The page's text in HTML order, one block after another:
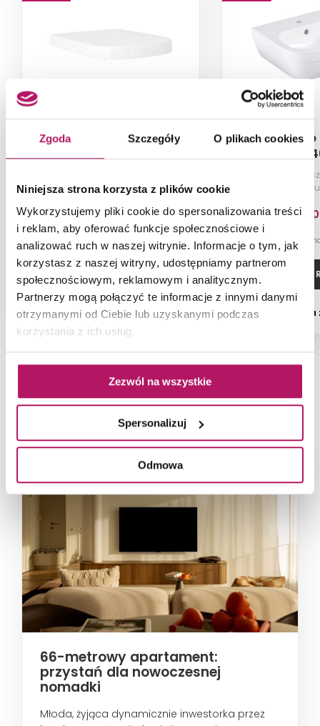
Zgoda Szczegóły O plikach cookies
Niniejsza strona korzysta z plików cookie
Wykorzystujemy pliki cookie do spersonalizowania treści
i reklam, aby oferować funkcje społecznościowe i
analizować ruch w naszej witrynie. Informacje o tym, jak
korzystasz z naszej witryny, udostępniamy partnerom
społecznościowym, reklamowym i analitycznym.
Partnerzy mogą połączyć te informacje z innymi danymi
otrzymanymi od Ciebie lub uzyskanymi podczas
korzystania z ich usług.
Zezwól na wszystkie
Spersonalizuj
Odmowa
Grohe Euro Ceramika
39330002
wolnoopadająca, biel alpejska
389,30 PLN
-7% od 419,00 PLN najniższa cena
DODAJ DO KOSZYKA
Dostępność:11 szt.
Grohe
Umywalka
464,90
-8% od 506,50 PLN
ZOBACZ
Dostępność:
NAJNOWSZE ARTYKUŁY
66-metrowy apartament:
przystań dla nowoczesnej
nomadki
Młoda, żyjąca dynamicznie inwestorka przez